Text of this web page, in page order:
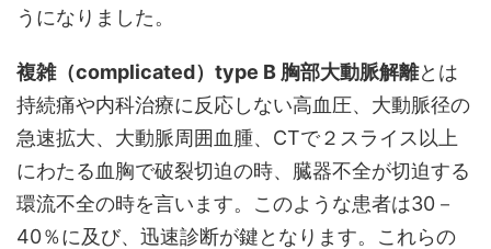
うになりました。
複雑（complicated）type B 胸部大動脈解離とは
持続痛や内科治療に反応しない高血圧、大動脈径の
急速拡大、大動脈周囲血腫、CTで２スライス以上
にわたる血胸で破裂切迫の時、臓器不全が切迫する
環流不全の時を言います。このような患者は30－
40％に及び、迅速診断が鍵となります。これらの